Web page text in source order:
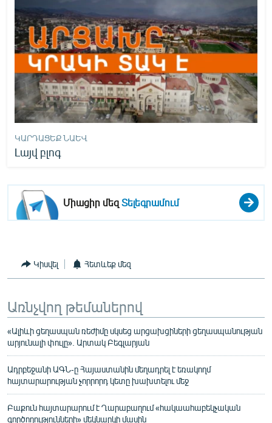
«Ազատության» բոլոր կայքերը
ԿԱՐԴԱՑԵՔ ՆԱԵՎ
Լայվ բլոգ
Միացիր մեզՏելեգրամում
Կիսվել Հետևեք մեզ
Առնչվող թեմաներով
«Ալիևի ցեղասպան ռեժիմը սկսեց արցախցիների ցեղասպանության
արյունալի փուլը». Արտակ Բեգլարյան
Ադրբեջանի ԱԳՆ-ը Հայաստանին մեղադրել է եռակողմ
հայտարարության չորրորդ կետը խախտելու մեջ
Բաքուն հայտարարում է Ղարաբաղում «հակաահաբեկչական
գործողությունների» մեկնարկի մասին